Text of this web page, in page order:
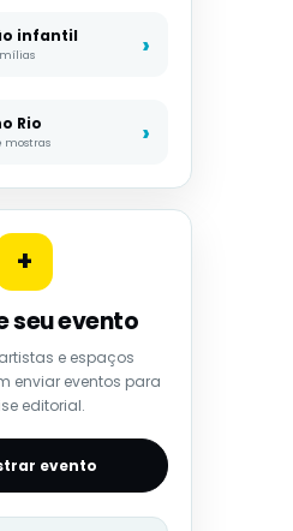
infantil
Rio
mostras
+
seu evento
e espaços
enviar eventos para
editorial.
evento